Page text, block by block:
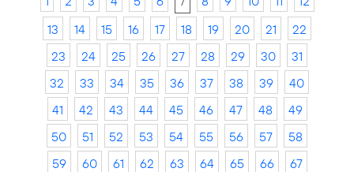
13
14 15 16 17 18 19 20 21
22
23
24 25 26 27 28 29 30
31
32
33 34 35 36 37 38 39
40
41
42 43 44 45 46 47 48
49
50
51 52 53 54 55 56 57
58
59
60 61 62 63 64 65 66
67